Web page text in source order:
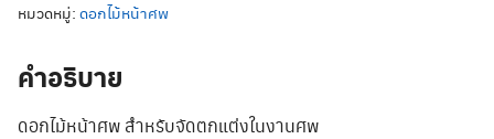
จัดงานศพ
หมวดหมู่: ดอกไม้หน้าศพ
คำอธิบาย
ดอกไม้หน้าศพ สำหรับจัดตกแต่งในงานศพ